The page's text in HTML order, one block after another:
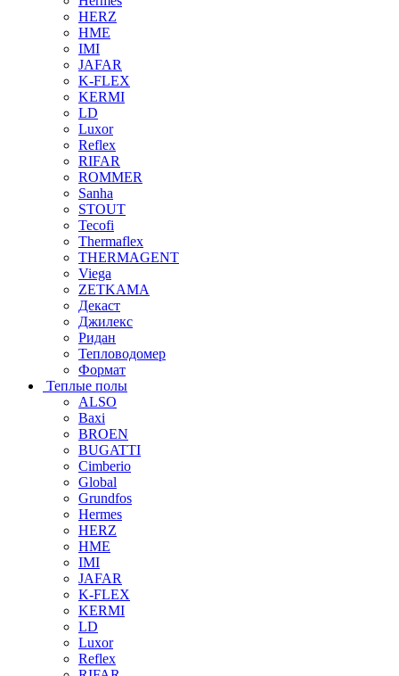
HERZ
HME
IMI
JAFAR
K-FLEX
KERMI
LD
Luxor
Reflex
RIFAR
ROMMER
Sanha
STOUT
Tecofi
Thermaflex
THERMAGENT
Viega
ZETKAMA
Декаст
Джилекс
Ридан
Тепловодомер
Формат
Теплые полы
ALSO
Baxi
BROEN
BUGATTI
Cimberio
Global
Grundfos
Hermes
HERZ
HME
IMI
JAFAR
K-FLEX
KERMI
LD
Luxor
Reflex